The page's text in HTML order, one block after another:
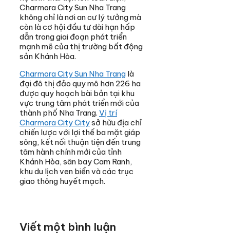
Charmora City Sun Nha Trang
không chỉ là nơi an cư lý tưởng mà
còn là cơ hội đầu tư dài hạn hấp
dẫn trong giai đoạn phát triển
mạnh mẽ của thị trường bất động
sản Khánh Hòa.
Charmora City Sun Nha Trang là
đại đô thị đảo quy mô hơn 226 ha
được quy hoạch bài bản tại khu
vực trung tâm phát triển mới của
thành phố Nha Trang. Vị trí
Charmora City Citysở hữu địa chỉ
chiến lược với lợi thế ba mặt giáp
sông, kết nối thuận tiện đến trung
tâm hành chính mới của tỉnh
Khánh Hòa, sân bay Cam Ranh,
khu du lịch ven biển và các trục
giao thông huyết mạch.
Viết một bình luận